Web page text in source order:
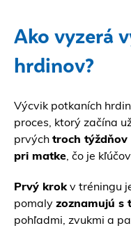
Ako vyzerá
hrdinov?
Výcvik potkaních
proces, ktorý začína
prvých troch týždňov
pri matke , čo je
Prvý krok v tréningu
pomaly zoznamujú s
pohľadmi, zvukmi a